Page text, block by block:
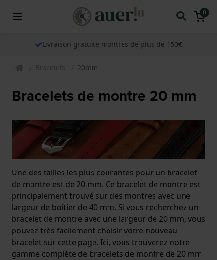
0
Livraison gratuite montres de plus de 150€
Bracelets 20mm
Bracelets de montre 20 mm
Une des tailles les plus courantes pour un bracelet
de montre est de 20 mm. Ce bracelet de montre est
principalement trouvé sur des montres avec une
largeur de boîtier de 40 mm. Si vous recherchez un
bracelet de montre avec une largeur de 20 mm, vous
pouvez très facilement choisir votre nouveau
bracelet sur cette page. Ici, vous trouverez notre
gamme complète de bracelets de montre de 20 mm